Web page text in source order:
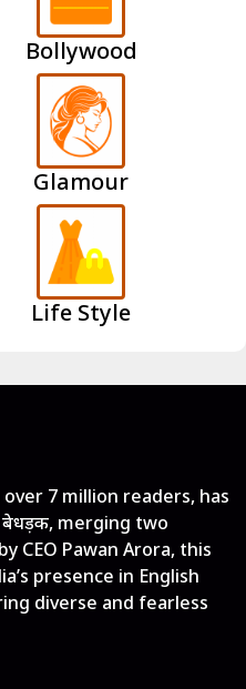
Bollywood
Glamour
Life Style
7 million readers, has
merging two
CEO Pawan Arora, this
presence in English
diverse and fearless